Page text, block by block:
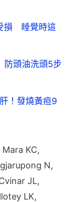
損 睡覺時這
頭油洗頭5步
！發燒黃疸9
Mara KC,
N,
JL,
LK,